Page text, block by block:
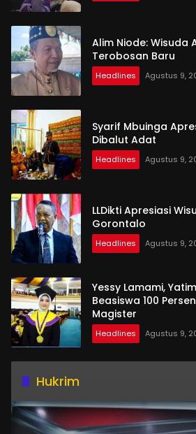
Alim Niode: Wisuda
Terobosan Baru
Headlines Agustus 9,
Syarif Mbuinga
Dibalut Adat
Headlines Agustus 9,
LLDikti Apresiasi
Gorontalo
Headlines Agustus 9,
Yessy Lamami,
Beasiswa 100
Magister
Headlines Agustus 9,
Hukrim